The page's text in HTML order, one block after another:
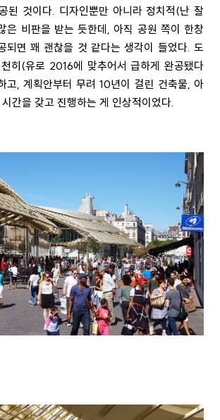
된 것이다. 디자인뿐만 아니라 정치적(난 잘
은 비판을 받는 듯한데, 아직 공원 쪽이 한창
되면 꽤 괜찮을 것 같다는 생각이 들었다. 도
히(유로 2016에 맞추어서 급하게 완공됐다
고, 계획안부터 무려 10년이 걸린 건축물, 아
간을 갖고 진행하는 게 인상적이었다.